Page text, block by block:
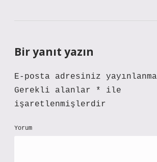
Bir yanıt yazın
E-posta adresiniz
Gerekli alanlar
*
ile
işaretlenmişlerdir
Yorum